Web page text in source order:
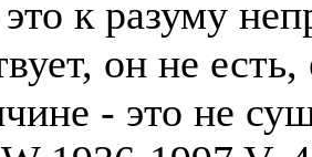
к разуму
он не
- это не